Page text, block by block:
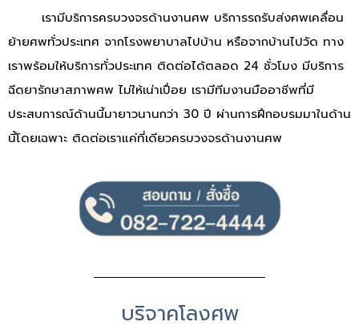
เรามีบริการครบวงจรด้านงานศพ บริการรถรับส่งศพเคลื่อน
ย้ายศพทั่วประเทศ จากโรงพยาบาลไปบ้าน หรือจากบ้านไปวัด ทาง
เราพร้อมให้บริการทั่วประเทศ ติดต่อได้ตลอด 24 ชั่วโมง มีบริการ
ฉีดยารักษาสภาพศพ ไม่ให้เน่าเปื่อย เรามีทีมงานมืออาชีพที่มี
ประสบการณ์ด้านนี้มายาวนานกว่า 30 ปี ผ่านการฝึกอบรมมาในด้าน
นี้โดยเฉพาะ ติดต่อเราแค่ที่เดียวครบวงจรด้านงานศพ
บริจาคโลงศพ